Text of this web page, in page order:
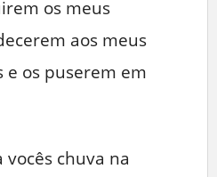
os meus
aos meus
os puserem em
chuva na